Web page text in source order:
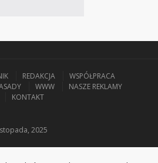
REDAKCJA
WSPÓŁPRACA
WWW
NASZE REKLAMY
KONTAKT
2025